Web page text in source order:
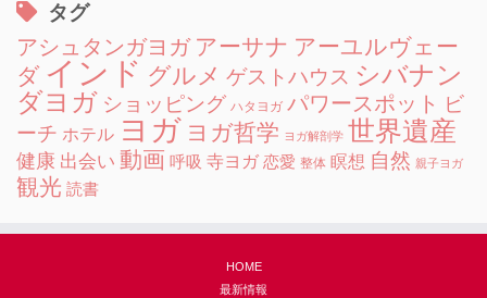
タグ
アシュタンガヨガ アーサナ アーユルヴェー
ダ インド グルメ ゲストハウス シバナン
ダヨガ ショッピング ハタヨガ パワースポット ビ
ーチ ホテル ヨガ ヨガ哲学 ヨガ解剖学 世界遺産
健康 出会い 動画 呼吸 寺ヨガ 恋愛 整体 瞑想 自然 親子ヨガ
観光 読書
HOME
最新情報